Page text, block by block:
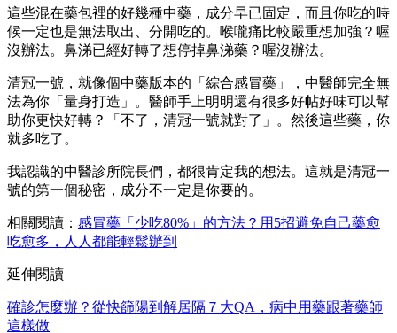
這些混在藥包裡的好幾種中藥，成分早已固定，而且你吃的時
候一定也是無法取出、分開吃的。喉嚨痛比較嚴重想加強？喔
沒辦法。鼻涕已經好轉了想停掉鼻涕藥？喔沒辦法。
清冠一號，就像個中藥版本的「綜合感冒藥」，中醫師完全無
法為你「量身打造」。醫師手上明明還有很多好帖好味可以幫
助你更快好轉？「不了，清冠一號就對了」。然後這些藥，你
就多吃了。
我認識的中醫診所院長們，都很肯定我的想法。這就是清冠一
號的第一個秘密，成分不一定是你要的。
相關閱讀： 感冒藥「少吃80%」的方法？用5招避免自己藥愈
吃愈多，人人都能輕鬆辦到
延伸閱讀
確診怎麼辦？從快篩陽到解居隔７大QA，病中用藥跟著藥師
這樣做